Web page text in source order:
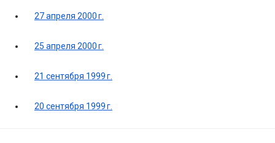
27 апреля 2000 г.
25 апреля 2000 г.
21 сентября 1999 г.
20 сентября 1999 г.